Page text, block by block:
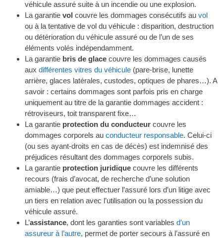
véhicule assuré suite à un incendie ou une explosion.
La garantie vol couvre les dommages consécutifs au vol
ou à la tentative de vol du véhicule : disparition, destruction
ou détérioration du véhicule assuré ou de l’un de ses
éléments volés indépendamment.
La garantie bris de glace couvre les dommages causés
aux différentes vitres du véhicule (pare-brise, lunette
arrière, glaces latérales, custodes, optiques de phares…). A
savoir : certains dommages sont parfois pris en charge
uniquement au titre de la garantie dommages accident :
rétroviseurs, toit transparent fixe…
La garantie protection du conducteur couvre les
dommages corporels au conducteur responsable. Celui-ci
(ou ses ayant-droits en cas de décès) est indemnisé des
préjudices résultant des dommages corporels subis.
La garantie protection juridique couvre les différents
recours (frais d’avocat, de recherche d’une solution
amiable…) que peut effectuer l’assuré lors d’un litige avec
un tiers en relation avec l’utilisation ou la possession du
véhicule assuré.
L’assistance, dont les garanties sont variables d’un
assureur à l’autre, permet de porter secours à l’assuré en